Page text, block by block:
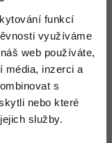
funkcí
využíváme
web používáte,
média, inzerci a
s
nebo které
služby.